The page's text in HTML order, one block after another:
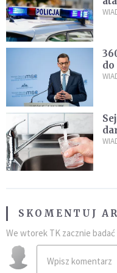
SKOMENTUJ
We wtorek TK zacznie